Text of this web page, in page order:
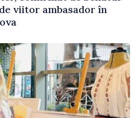
viitor ambasador în